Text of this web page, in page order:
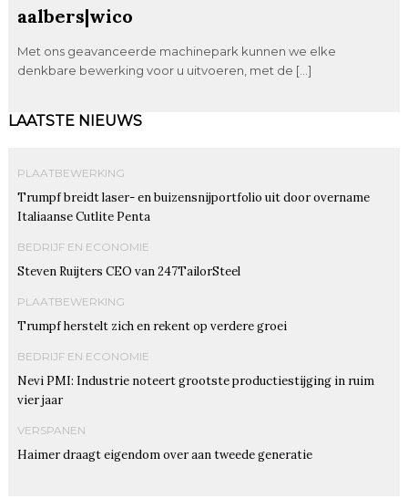
aalbers|wico
Met ons geavanceerde machinepark kunnen we elke
denkbare bewerking voor u uitvoeren, met de […]
LAATSTE NIEUWS
PLAATBEWERKING
Trumpf breidt laser- en buizensnijportfolio uit door overname
Italiaanse Cutlite Penta
BEDRIJF EN ECONOMIE
Steven Ruijters CEO van 247TailorSteel
PLAATBEWERKING
Trumpf herstelt zich en rekent op verdere groei
BEDRIJF EN ECONOMIE
Nevi PMI: Industrie noteert grootste productiestijging in ruim
vier jaar
VERSPANEN
Haimer draagt eigendom over aan tweede generatie